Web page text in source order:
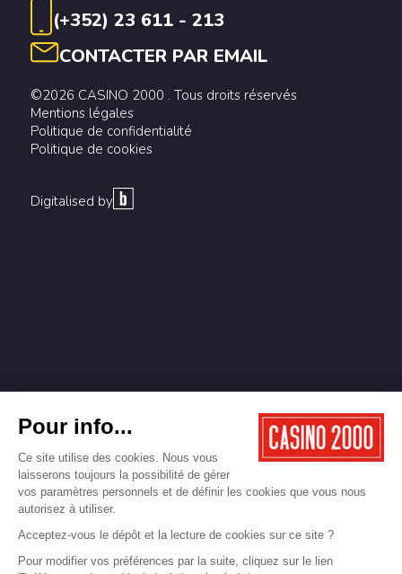
(+352) 23 611 - 213
CONTACTER PAR EMAIL
©2026 CASINO 2000 . Tous droits réservés
Mentions légales
Politique de confidentialité
Politique de cookies
Digitalised by